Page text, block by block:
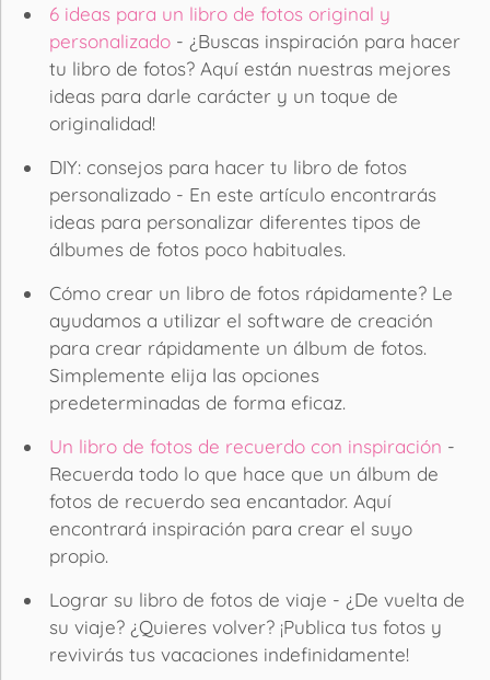
6 ideas para un libro de fotos original y
personalizado - ¿Buscas inspiración para hacer
tu libro de fotos? Aquí están nuestras mejores
ideas para darle carácter y un toque de
originalidad!
DIY: consejos para hacer tu libro de fotos
personalizado - En este artículo encontrarás
ideas para personalizar diferentes tipos de
álbumes de fotos poco habituales.
Cómo crear un libro de fotos rápidamente? Le
ayudamos a utilizar el software de creación
para crear rápidamente un álbum de fotos.
Simplemente elija las opciones
predeterminadas de forma eficaz.
Un libro de fotos de recuerdo con inspiración -
Recuerda todo lo que hace que un álbum de
fotos de recuerdo sea encantador. Aquí
encontrará inspiración para crear el suyo
propio.
Lograr su libro de fotos de viaje - ¿De vuelta de
su viaje? ¿Quieres volver? ¡Publica tus fotos y
revivirás tus vacaciones indefinidamente!